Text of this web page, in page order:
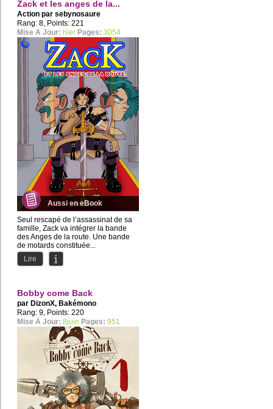
Zack et les anges de la...
Action par sebynosaure
Rang: 8, Points: 221
Mise À Jour: hier Pages: 3054
Aussi en eBook
Seul rescapé de l’assassinat de sa
famille, Zack va intégrer la bande
des Anges de la route. Une bande
de motards constituée...
Lire
Bobby come Back
par DizonX, Bakémono
Rang: 9, Points: 220
Mise À Jour: 8juin Pages: 951